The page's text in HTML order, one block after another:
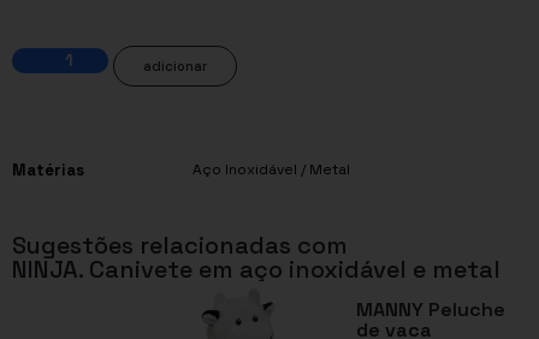
adicionar
Matérias Aço Inoxidável / Metal
Sugestões relacionadas com
NINJA. Canivete em aço inoxidável e metal
MANNY Peluche
de vaca